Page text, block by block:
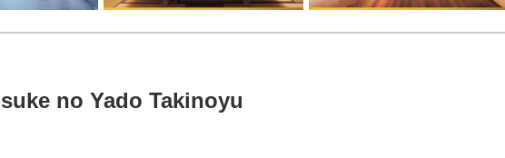
no Yado Takinoyu